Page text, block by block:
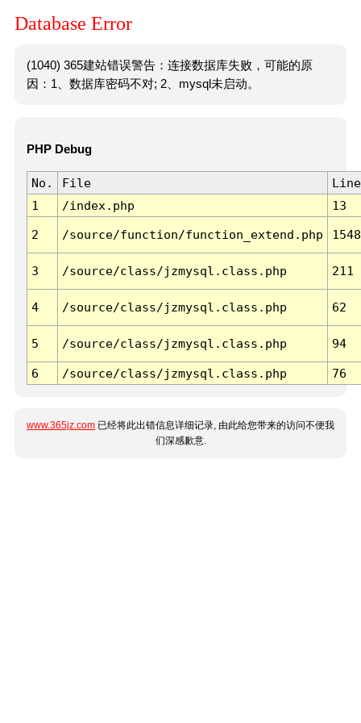
Database Error
(1040) 365建站错误警告：连接数据库失败，可能的原
因：1、数据库密码不对; 2、mysql未启动。
PHP Debug
No. File
Line
1
/index.php 13
2 /source/function/function_extend.php 1548
3 /source/class/jzmysql.class.php 211
4 /source/class/jzmysql.class.php 62
5 /source/class/jzmysql.class.php 94
6 /source/class/jzmysql.class.php 76
www.365jz.com 已经将此出错信息详细记录, 由此给您带来的访问不便我
们深感歉意.